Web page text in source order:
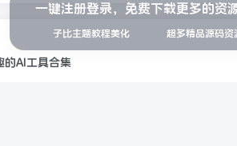
AI工具合集
一键注册登录，免费下载更多的资
子比主题教程美化 超多精品源码资